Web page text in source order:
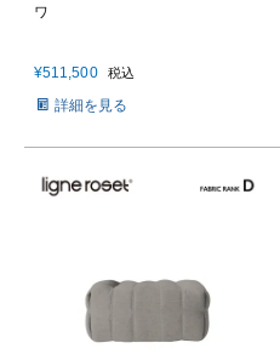
ワ
¥511,500 税込
詳細を見る